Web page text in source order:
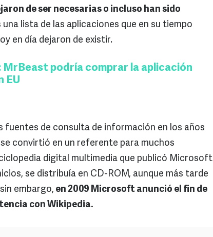
de ser necesarias o incluso han sido
lista de las aplicaciones que en su tiempo
en día dejaron de existir.
MrBeast podría comprar la aplicación
EU
fuentes de consulta de información en los años
convirtió en un referente para muchos
digital multimedia que publicó Microsoft
se distribuía en CD-ROM, aunque más tarde
embargo, en 2009 Microsoft anunció el fin de
con Wikipedia.